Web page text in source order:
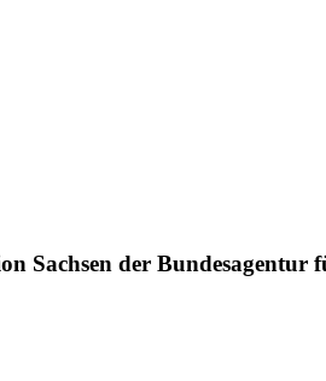
Sachsen der Bundesagentur